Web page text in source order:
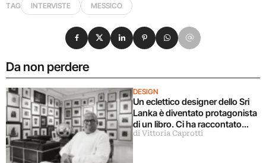
TAG INTERVISTE MESSICO
Da non perdere
DESIGN
Un eclettico designer dello Sri
Lanka è diventato protagonista
di un libro. Ci ha raccontato
tutto
di Vittoria Caprotti
Condividi su Facebook
Condividi su X
Condividi su LinkedIn
Condividi su Pinterest
Condividi su WhatsApp
Condividi su Email